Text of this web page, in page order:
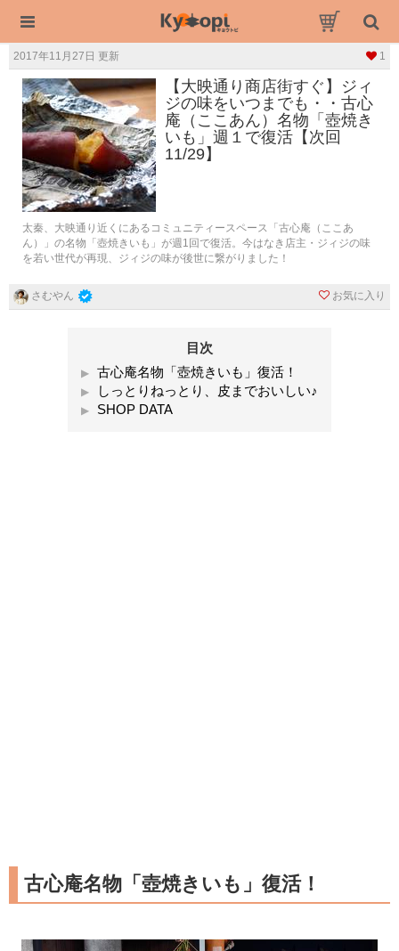
2017年11月27日 更新 1
【大映通り商店街すぐ】ジィ
ジの味をいつまでも・・古心
庵（ここあん）名物「壺焼き
いも」週１で復活【次回
11/29】
太秦、大映通り近くにあるコミュニティースペース「古心庵（ここあ
ん）」の名物「壺焼きいも」が週1回で復活。今はなき店主・ジィジの味
を若い世代が再現、ジィジの味が後世に繋がりました！
さむやん お気に入り
目次
古心庵名物「壺焼きいも」復活！
しっとりねっとり、皮までおいしい♪
SHOP DATA
古心庵名物「壺焼きいも」復活！